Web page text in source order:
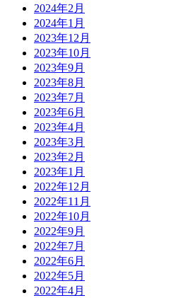
2024年2月
2024年1月
2023年12月
2023年10月
2023年9月
2023年8月
2023年7月
2023年6月
2023年4月
2023年3月
2023年2月
2023年1月
2022年12月
2022年11月
2022年10月
2022年9月
2022年7月
2022年6月
2022年5月
2022年4月